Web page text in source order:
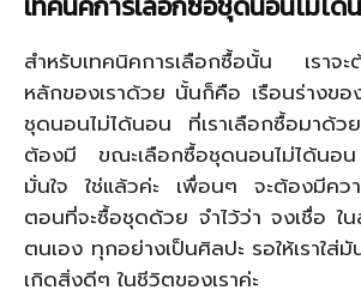
สำหรับเทคนิคการเลือกซื้อนั้น เราจะ
หลักของเราด้วย นั้นก็คือ เรือนร่างขอ
ชุดนอนไม่ได้นอน ที่เราเลือกซื้อมาด้ว
ต้องมี ขณะเลือกซื้อชุดนอนไม่ได้น
มั่นใจ ใช่แล้วค่ะ เพื่อนๆ จะต้องมีคว
ตอนที่จะซื้อชุดด้วย จำไว้ว่า จงเชื่อ
ตนเอง ทุกอย่างเป็นศิลปะ รอให้เราใส่
เกิดสิ่งดีๆ ในชีวิตของเราค่ะ